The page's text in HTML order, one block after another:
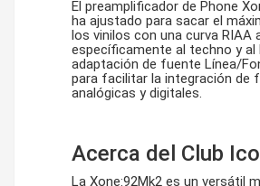
El preamplificador de Phone
ha ajustado para sacar el
los vinilos con una curva RIAA
específicamente al techno y al
adaptación de fuente Línea/
para facilitar la integración de
analógicas y digitales.
Acerca del Club
La Xone:92Mk2 es un versátil